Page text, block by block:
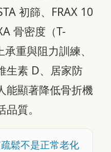
初篩、FRAX 10
骨密度（T-
重與阻力訓練、
生素 D、居家防
能顯著降低骨折機
質。
鬆不是正常老化